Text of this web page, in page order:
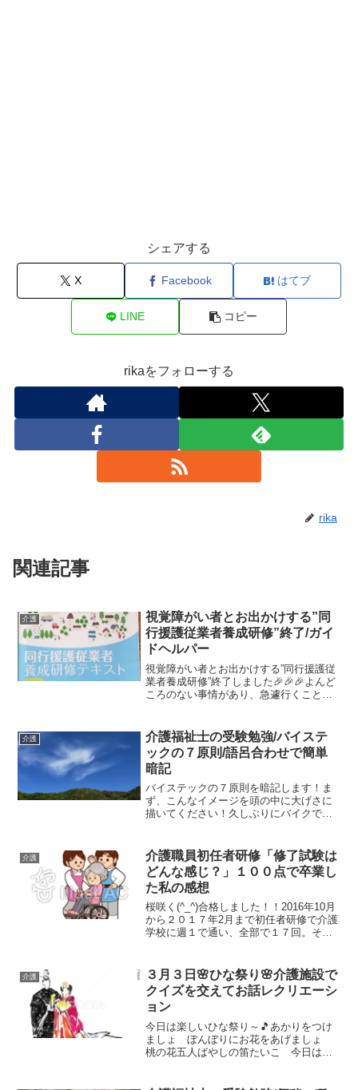
シェアする
X Facebook はてブ
LINE コピー
rikaをフォローする
rika
関連記事
介護
視覚障がい者とお出かけする”同
行援護従業者養成研修”終了/ガイ
ドヘルパー
視覚障がい者とお出かけする”同行援護従
業者養成研修”終了しました🎉🎉🎉よんど
ころのない事情があり、急遽行くことに
波まで3回も通って、9時から18時まで研
修があったけど...
介護
介護福祉士の受験勉強/バイステ
ックの７原則/語呂合わせで簡単
暗記
バイステックの７原則を暗記します！ま
ず、こんなイメージを頭の中に大げさに
描いてください！久しぶりにバイクで神
だぁ、、、救急車で運ばれ、傷口を糸で
看護師さんが縫ってくれた...
介護
介護職員初任者研修「修了試験は
どんな感じ？」１００点で卒業し
た私の感想
桜咲く(^_^)合格しました！！2016年10月
から２０１７年2月まで初任者研修で介護
学校に週１で通い、全部で１７回。それ
た。介護の世界のことがいろいろとわか
りこれから...
介護
３月３日🌸ひな祭り🌸介護施設で
クイズを交えてお話レクリエーシ
ョン
今日は楽しいひな祭り～🎵あかりをつけ
ましょ ぼんぼりにお花をあげましょ
桃の花五人ばやしの笛たいこ 今日は楽